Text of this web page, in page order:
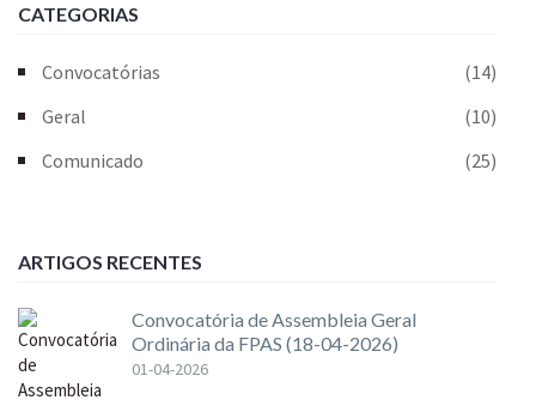
CATEGORIAS
Convocatórias
(14)
Geral
(10)
Comunicado
(25)
ARTIGOS RECENTES
Convocatória de Assembleia Geral
Ordinária da FPAS (18-04-2026)
01-04-2026